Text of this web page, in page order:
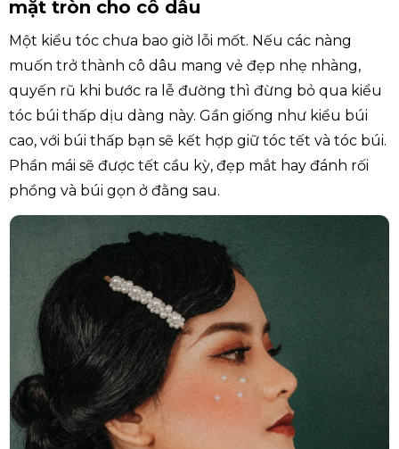
mặt tròn cho cô dâu
Một kiểu tóc chưa bao giờ lỗi mốt. Nếu các nàng
muốn trở thành cô dâu mang vẻ đẹp nhẹ nhàng,
quyến rũ khi bước ra lễ đường thì đừng bỏ qua kiểu
tóc búi thấp dịu dàng này. Gần giống như kiểu búi
cao, với búi thấp bạn sẽ kết hợp giữ tóc tết và tóc búi.
Phần mái sẽ được tết cầu kỳ, đẹp mắt hay đánh rối
phồng và búi gọn ở đằng sau.